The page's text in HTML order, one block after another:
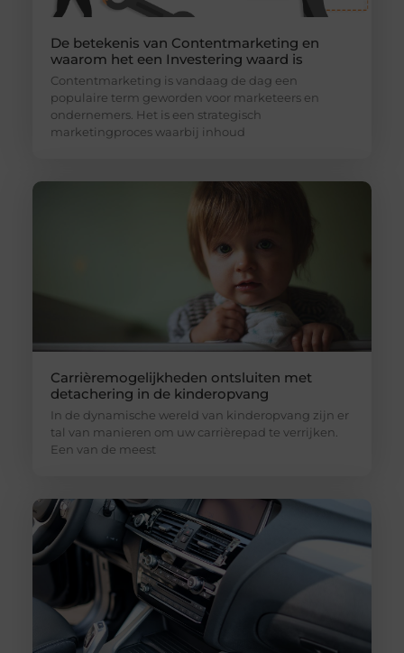
De betekenis van Contentmarketing en
waarom het een Investering waard is
Contentmarketing is vandaag de dag een
populaire term geworden voor marketeers en
ondernemers. Het is een strategisch
marketingproces waarbij inhoud
Carrièremogelijkheden ontsluiten met
detachering in de kinderopvang
In de dynamische wereld van kinderopvang zijn er
tal van manieren om uw carrièrepad te verrijken.
Een van de meest